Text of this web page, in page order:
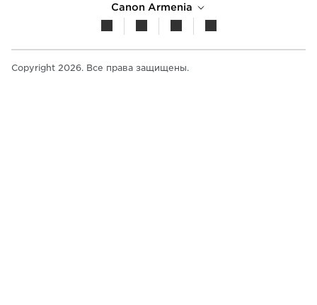
Canon Armenia
Copyright 2026. Все права защищены.